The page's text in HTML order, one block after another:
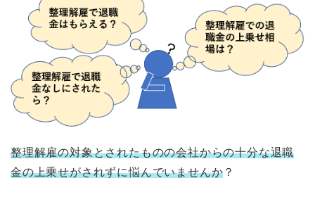
整理解雇の対象とされたものの会社からの十分な退職
金の上乗せがされずに悩んでいませんか ？